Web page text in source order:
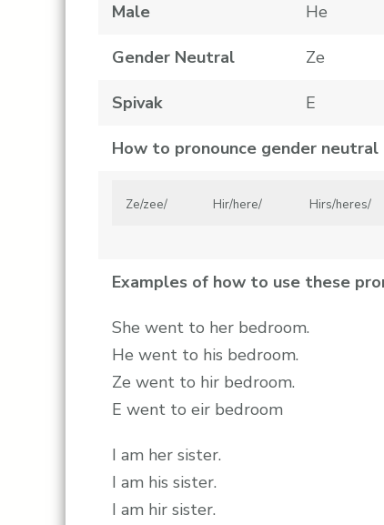
Male He
Gender Neutral Ze
Spivak E
How to pronounce gender neutral
Ze/zee/ Hir/here/ Hirs/heres/
Examples of how to use these
She went to her bedroom.
He went to his bedroom.
Ze went to hir bedroom.
E went to eir bedroom
I am her sister.
I am his sister.
I am hir sister.